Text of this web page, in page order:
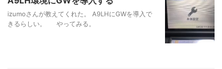
izumoさんが教えてくれた。 A9LHにGWを導入で
きるらしい。 やってみる。